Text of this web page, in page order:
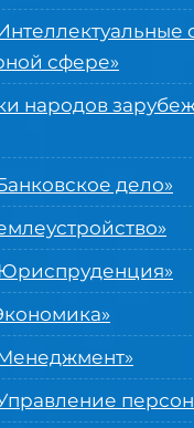
сфере»
народов
дело»